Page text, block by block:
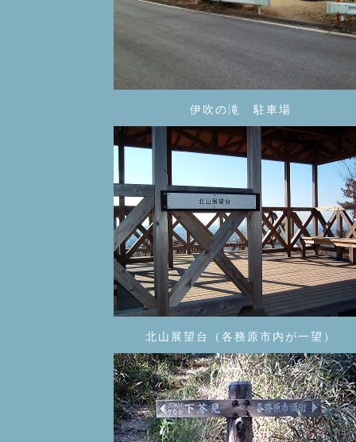
伊吹の滝 駐車場
北山展望台（各務原市内が一望）